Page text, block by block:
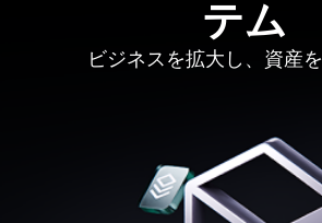
テム
ビジネスを拡大し、資産